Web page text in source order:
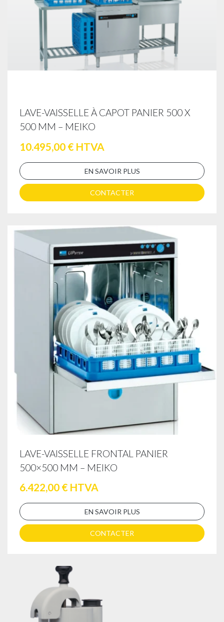
LAVE-VAISSELLE À CAPOT PANIER 500 X
500 MM – MEIKO
10.495,00 € HTVA
EN SAVOIR PLUS
CONTACTER
LAVE-VAISSELLE FRONTAL PANIER
500×500 MM – MEIKO
6.422,00 € HTVA
EN SAVOIR PLUS
CONTACTER